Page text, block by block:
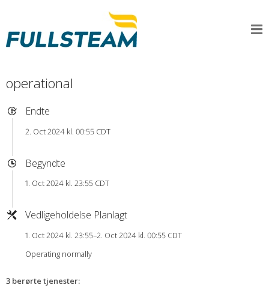
operational
Endte
2. Oct 2024 kl. 00:55 CDT
Begyndte
1. Oct 2024 kl. 23:55 CDT
Vedligeholdelse Planlagt
1. Oct 2024 kl. 23:55–2. Oct 2024 kl. 00:55 CDT
Operating normally
3 berørte tjenester: